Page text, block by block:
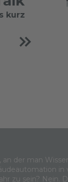
kurz
an der man
zu sein? Nein.